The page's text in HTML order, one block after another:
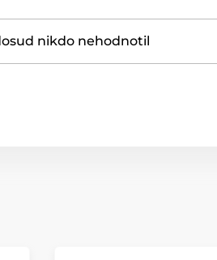
nikdo nehodnotil